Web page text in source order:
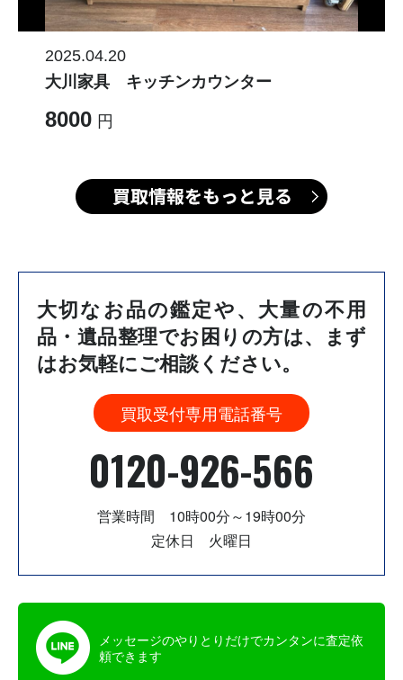
2025.04.20
大川家具 キッチンカウンター
8000
大切なお品の鑑定や、大量の不用
品・遺品整理でお困りの方は、
まず
はお気軽にご相談ください。
買取受付専用電話番号
0120-926-566
営業時間 10時00分～19時00分
定休日 火曜日
メッセージのやりとりだけでカンタンに査定依
頼できます